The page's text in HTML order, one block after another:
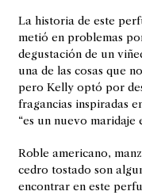
La historia de este
metió en problemas
degustación de un
una de las cosas que
pero Kelly optó por
fragancias inspiradas
“es un nuevo maridaje
Roble americano,
cedro tostado son
encontrar en este